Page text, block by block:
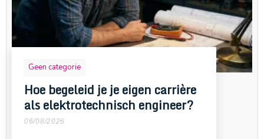
Geen categorie
Hoe begeleid je je eigen carrière
als elektrotechnisch engineer?
06/08/2026